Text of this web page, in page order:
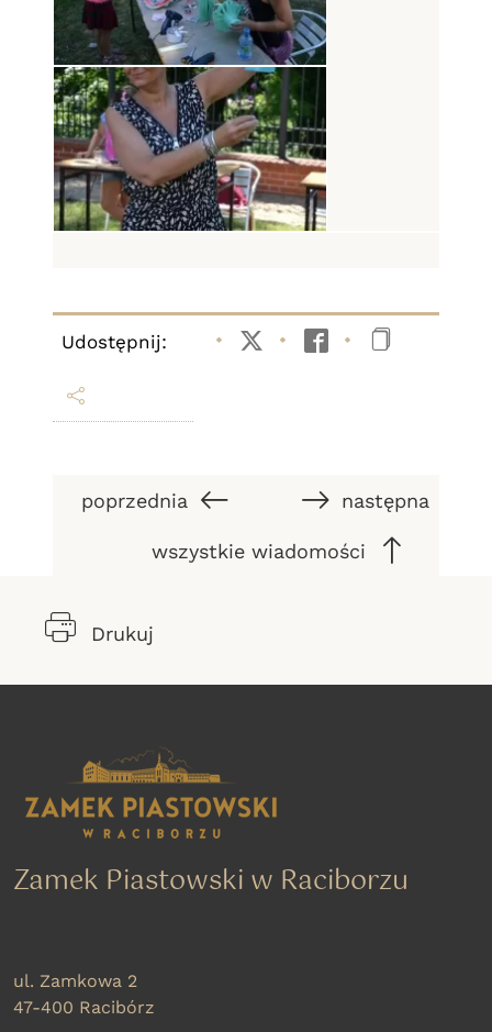
Udostępnij:
TwitterFacebook
poprzednia następna
wszystkie wiadomości
Drukuj
Zamek Piastowski w Raciborzu
ul. Zamkowa 2
47-400 Racibórz